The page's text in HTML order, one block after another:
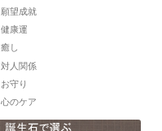
願望成就
健康運
癒し
対人関係
お守り
心のケア